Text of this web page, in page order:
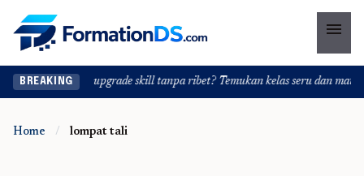
menu
BREAKINGIngin upgrade skill tanpa ribet? Temukan kelas seru dan
Home / lompat tali